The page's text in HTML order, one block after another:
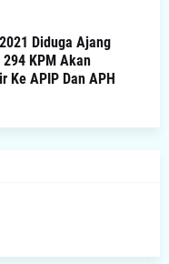
Diduga Ajang
KPM Akan
Ke APIP Dan APH